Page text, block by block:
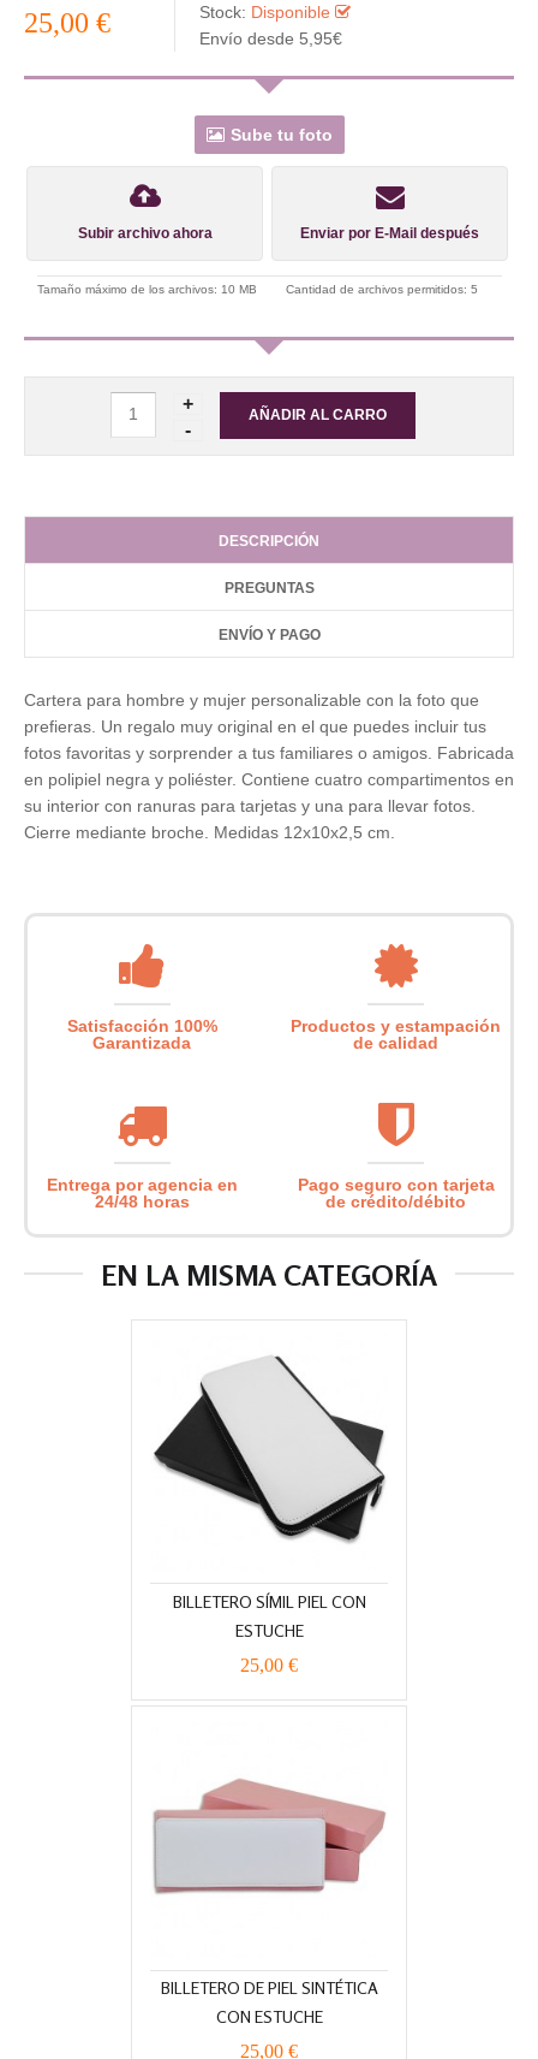
25,00 € Stock: Disponible
Envío desde 5,95€
Sube tu foto
Subir archivo ahora Enviar por E-Mail después
Tamaño máximo de los archivos: 10 MB Cantidad de archivos permitidos: 5
DESCRIPCIÓN
PREGUNTAS
ENVÍO Y PAGO
Cartera para hombre y mujer personalizable con la foto que
prefieras. Un regalo muy original en el que puedes incluir tus
fotos favoritas y sorprender a tus familiares o amigos. Fabricada
en polipiel negra y poliéster. Contiene cuatro compartimentos en
su interior con ranuras para tarjetas y una para llevar fotos.
Cierre mediante broche. Medidas 12x10x2,5 cm.
Satisfacción 100%
Garantizada
Productos y estampación
de calidad
Entrega por agencia en
24/48 horas
Pago seguro con tarjeta
de crédito/débito
EN LA MISMA CATEGORÍA
BILLETERO SÍMIL PIEL CON
ESTUCHE
25,00 €
BILLETERO DE PIEL SINTÉTICA
CON ESTUCHE
25,00 €